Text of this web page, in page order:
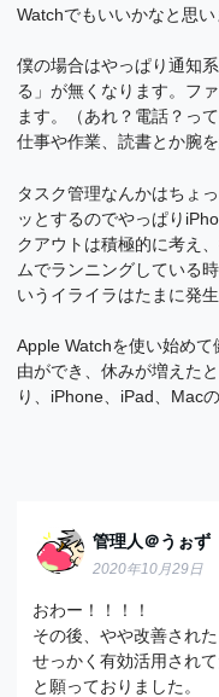
Watchでもいいかなと思い
僕の場合はやっぱり通知
る」が無くなります。フ
ます。（あれ？電話？って
仕事や作業、読書とか腕
タスク管理なんかはちょ
ッとするのでやっぱり
クアウトは積極的に考え
ムでランニングしている
いうイライラはたまに発生
Apple Watchを使い始め
由ができ、休みが増えた
り、iPhone、iPad、Macの
管理人＠うぉず
2020年10月29日
おわー！！！！
その後、やや改善され
せっかく有効活用され
と願っておりました。